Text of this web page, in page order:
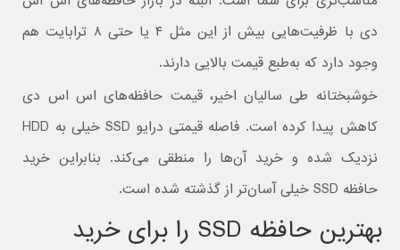
دی با ظرفیت‌هایی بیش از این مثل ۴ یا حتی ۸ ترابایت هم
وجود دارد که به‌طبع قیمت بالایی دارند.
خوشبختانه طی سالیان اخیر، قیمت حافظه‌های اس اس دی
کاهش پیدا کرده است. فاصله قیمتی درایو SSD خیلی به HDD
نزدیک شده و خرید آن‌ها را منطقی می‌کند. بنابراین خرید
حافظه SSD خیلی آسان‌تر از گذشته شده است.
بهترین حافظه SSD را برای خرید